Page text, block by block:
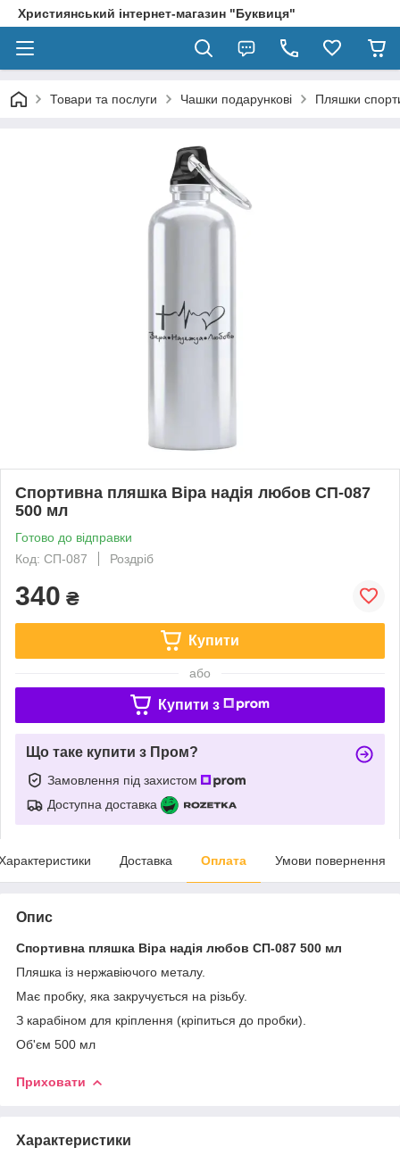
Християнський інтернет-магазин "Буквиця"
Товари та послуги Чашки подарункові Пляшки
Спортивна пляшка Віра надія любов СП-087
500 мл
Готово до відправки
Код: СП-087
Роздріб
340 ₴
Купити
або
Купити з
Що таке купити з Пром?
Замовлення під захистом
Доступна доставка
Доставка Оплата Умови повернення
Опис
Спортивна пляшка Віра надія любов СП-087 500 мл
Пляшка із нержавіючого металу.
Має пробку, яка закручується на різьбу.
З карабіном для кріплення (кріпиться до пробки).
Об'єм 500 мл
Приховати
Характеристики